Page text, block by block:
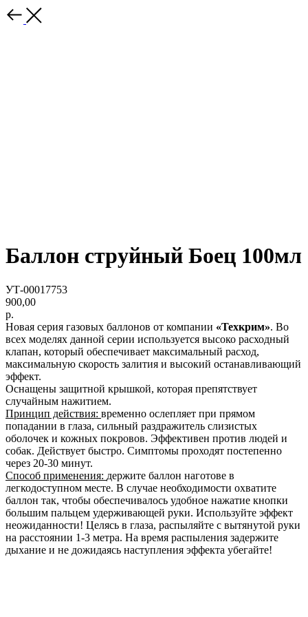
Баллон струйный Боец 100мл
УТ-00017753
900,00
р.
Новая серия газовых баллонов от компании «Техкрим». Во
всех моделях данной серии используется высоко расходный
клапан, который обеспечивает максимальный расход,
максимальную скорость залития и высокий останавливающий
эффект.
Оснащены защитной крышкой, которая препятствует
случайным нажитием.
Принцип действия: временно ослепляет при прямом
попадании в глаза, сильный раздражитель слизистых
оболочек и кожных покровов. Эффективен против людей и
собак. Действует быстро. Симптомы проходят постепенно
через 20-30 минут.
Способ применения: держите баллон наготове в
легкодоступном месте. В случае необходимости охватите
баллон так, чтобы обеспечивалось удобное нажатие кнопки
большим пальцем удерживающей руки. Используйте эффект
неожиданности! Целясь в глаза, распыляйте с вытянутой руки
на расстоянии 1-3 метра. На время распыления задержите
дыхание и не дожидаясь наступления эффекта убегайте!